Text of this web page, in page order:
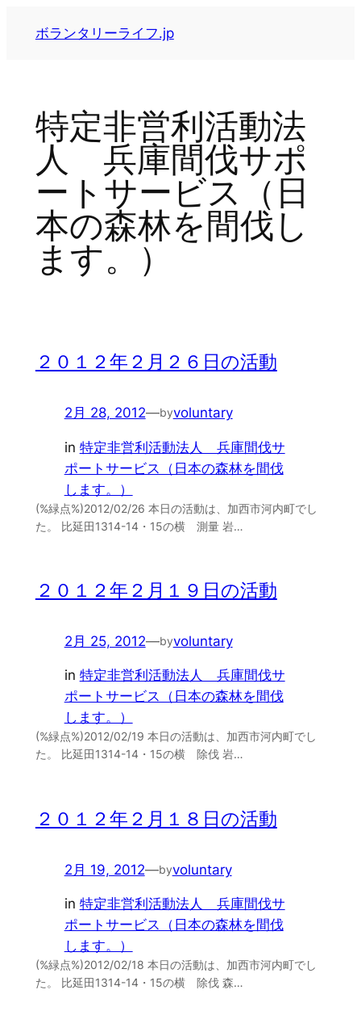
ボランタリーライフ.jp
特定非営利活動法
人 兵庫間伐サポ
ートサービス（日
本の森林を間伐し
ます。）
２０１２年２月２６日の活動
2月 28, 2012—byvoluntary
in 特定非営利活動法人 兵庫間伐サ
ポートサービス（日本の森林を間伐
します。）
(%緑点%)2012/02/26 本日の活動は、加西市河内町でし
た。 比延田1314-14・15の横 測量 岩…
２０１２年２月１９日の活動
2月 25, 2012—byvoluntary
in 特定非営利活動法人 兵庫間伐サ
ポートサービス（日本の森林を間伐
します。）
(%緑点%)2012/02/19 本日の活動は、加西市河内町でし
た。 比延田1314-14・15の横 除伐 岩…
２０１２年２月１８日の活動
2月 19, 2012—byvoluntary
in 特定非営利活動法人 兵庫間伐サ
ポートサービス（日本の森林を間伐
します。）
(%緑点%)2012/02/18 本日の活動は、加西市河内町でし
た。 比延田1314-14・15の横 除伐 森…